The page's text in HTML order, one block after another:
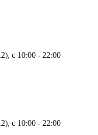
c 10:00 - 22:00
c 10:00 - 22:00